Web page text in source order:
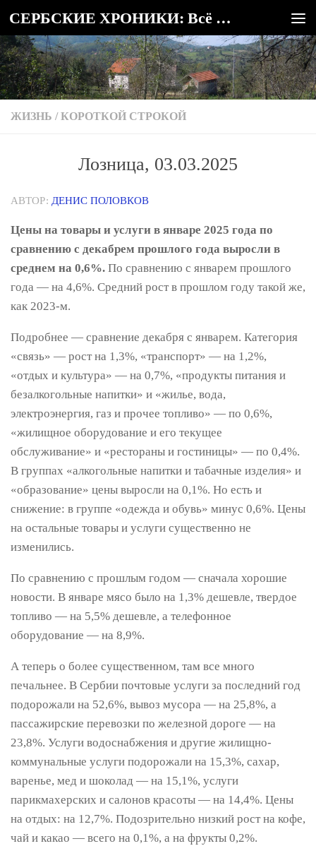
Под записью СЕРБСКИЕ ХРОНИКИ: Всё о Сербии
ЖИЗНЬ / КОРОТКОЙ СТРОКОЙ
Лозница, 03.03.2025
АВТОР: ДЕНИС ПОЛОВКОВ
Цены на товары и услуги в январе 2025 года по
сравнению с декабрем прошлого года выросли в
среднем на 0,6%. По сравнению с январем прошлого
года — на 4,6%. Средний рост в прошлом году такой же,
как 2023-м.
Подробнее — сравнение декабря с январем. Категория
«связь» — рост на 1,3%, «транспорт» — на 1,2%,
«отдых и культура» — на 0,7%, «продукты питания и
безалкогольные напитки» и «жилье, вода,
электроэнергия, газ и прочее топливо» — по 0,6%,
«жилищное оборудование и его текущее
обслуживание» и «рестораны и гостиницы» — по 0,4%.
В группах «алкогольные напитки и табачные изделия» и
«образование» цены выросли на 0,1%. Но есть и
снижение: в группе «одежда и обувь» минус 0,6%. Цены
на остальные товары и услуги существенно не
изменились.
По сравнению с прошлым годом — сначала хорошие
новости. В январе мясо было на 1,3% дешевле, твердое
топливо — на 5,5% дешевле, а телефонное
оборудование — на 8,9%.
А теперь о более существенном, там все много
печальнее. В Сербии почтовые услуги за последний год
подорожали на 52,6%, вывоз мусора — на 25,8%, а
пассажирские перевозки по железной дороге — на
23,8%. Услуги водоснабжения и другие жилищно-
коммунальные услуги подорожали на 15,3%, сахар,
варенье, мед и шоколад — на 15,1%, услуги
парикмахерских и салонов красоты — на 14,4%. Цены
на отдых: на 12,7%. Подозрительно низкий рост на кофе,
чай и какао — всего на 0,1%, а на фрукты 0,2%.